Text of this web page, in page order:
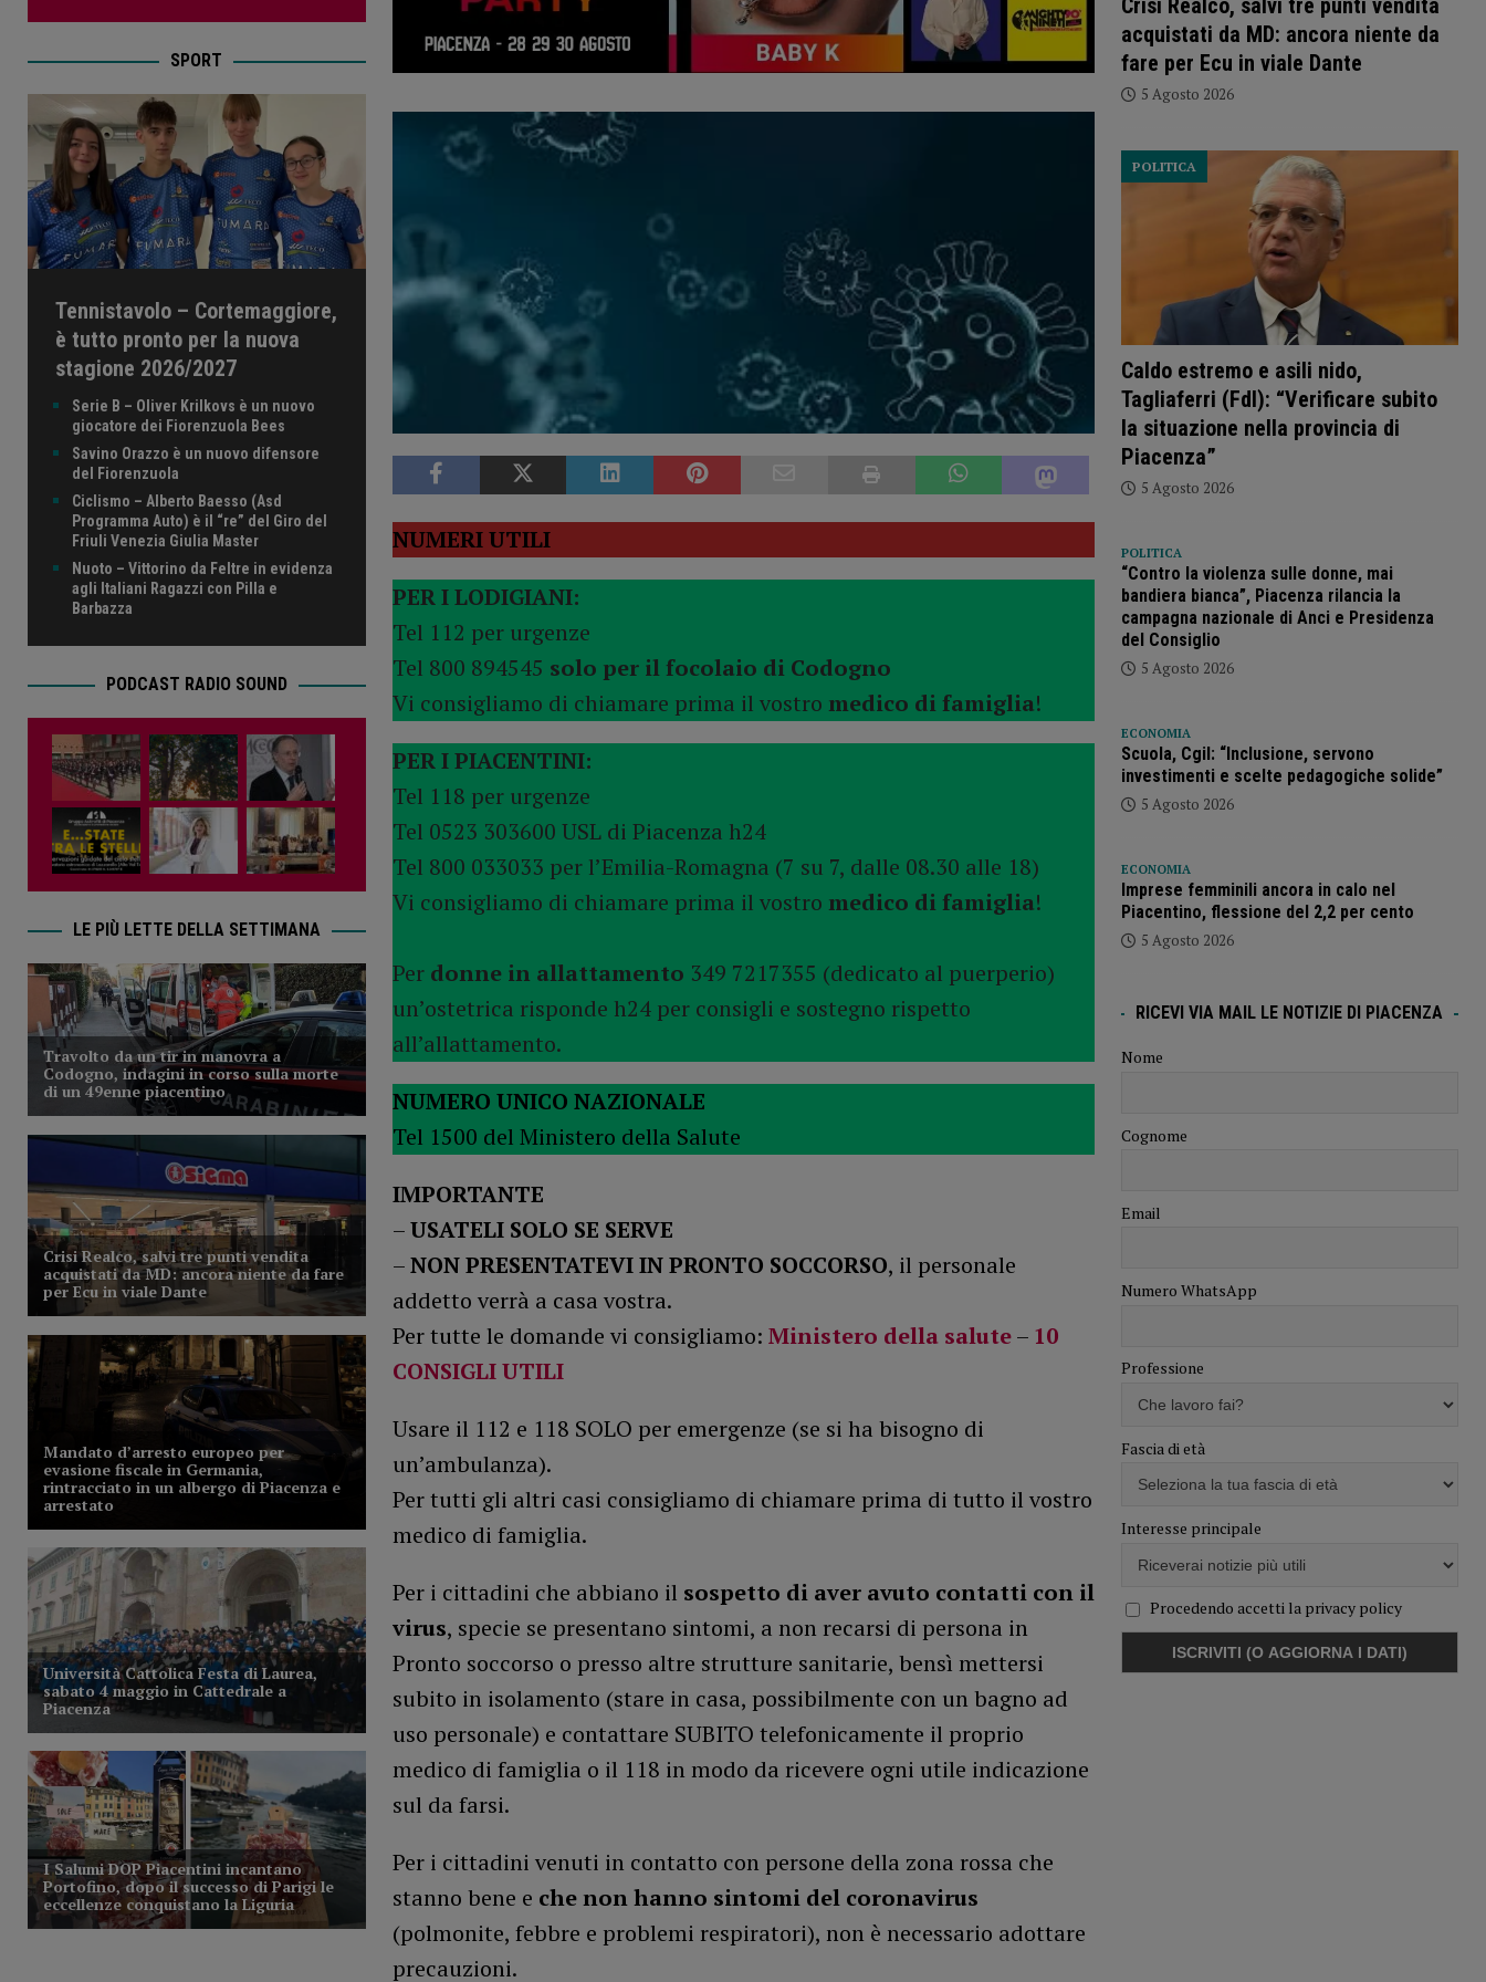
NUMERI UTILI
PER I LODIGIANI:
Tel 112 per urgenze
Tel 800 894545 solo per il focolaio di Codogno
Vi consigliamo di chiamare prima il vostro medico di famiglia!
PER I PIACENTINI:
Tel 118 per urgenze
Tel 0523 303600 USL di Piacenza h24
Tel 800 033033 per l’Emilia-Romagna (7 su 7, dalle 08.30 alle 18)
Vi consigliamo di chiamare prima il vostro medico di famiglia!
Per donne in allattamento 349 7217355 (dedicato al puerperio)
un’ostetrica risponde h24 per consigli e sostegno rispetto
all’allattamento.
NUMERO UNICO NAZIONALE
Tel 1500 del Ministero della Salute
IMPORTANTE
–USATELI SOLO SE SERVE
–NON PRESENTATEVI IN PRONTO SOCCORSO, il personale
addetto verrà a casa vostra.
Per tutte le domande vi consigliamo: Ministero della salute– 10
CONSIGLI UTILI
Usare il 112 e 118 SOLO per emergenze (se si ha bisogno di
un’ambulanza).
Per tutti gli altri casi consigliamo di chiamare prima di tutto il vostro
medico di famiglia.
Per i cittadini che abbiano il sospetto di aver avuto contatti con il
virus, specie se presentano sintomi, a non recarsi di persona in
Pronto soccorso o presso altre strutture sanitarie, bensì mettersi
subito in isolamento (stare in casa, possibilmente con un bagno ad
uso personale) e contattare SUBITO telefonicamente il proprio
medico di famiglia o il 118 in modo da ricevere ogni utile indicazione
sul da farsi.
Per i cittadini venuti in contatto con persone della zona rossa che
stanno bene e che non hanno sintomi del coronavirus
(polmonite, febbre e problemi respiratori), non è necessario adottare
precauzioni.
SPORT
Tennistavolo – Cortemaggiore,
è tutto pronto per la nuova
stagione 2026/2027
Serie B – Oliver Krilkovs è un nuovo
giocatore dei Fiorenzuola Bees
Savino Orazzo è un nuovo difensore
del Fiorenzuola
Ciclismo – Alberto Baesso (Asd
Programma Auto) è il “re” del Giro del
Friuli Venezia Giulia Master
Nuoto – Vittorino da Feltre in evidenza
agli Italiani Ragazzi con Pilla e
Barbazza
PODCAST RADIO SOUND
LE PIÙ LETTE DELLA SETTIMANA
Crisi Realco, salvi tre punti vendita
acquistati da MD: ancora niente da
fare per Ecu in viale Dante
5 Agosto 2026
Caldo estremo e asili nido,
Tagliaferri (FdI): “Verificare subito
la situazione nella provincia di
Piacenza”
POLITICA
5 Agosto 2026
POLITICA
“Contro la violenza sulle donne, mai
bandiera bianca”, Piacenza rilancia la
campagna nazionale di Anci e Presidenza
del Consiglio
5 Agosto 2026
ECONOMIA
Scuola, Cgil: “Inclusione, servono
investimenti e scelte pedagogiche solide”
5 Agosto 2026
ECONOMIA
Imprese femminili ancora in calo nel
Piacentino, flessione del 2,2 per cento
5 Agosto 2026
RICEVI VIA MAIL LE NOTIZIE DI PIACENZA
Nome
Cognome
Email
Numero WhatsApp
Professione
Fascia di età
Interesse principale
Procedendo accetti la privacy policy